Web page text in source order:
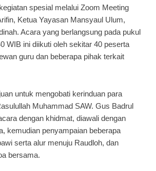
spesial melalui Zoom Meeting
Ketua Yayasan Mansyaul Ulum,
Acara yang berlangsung pada pukul
WIB ini diikuti oleh sekitar 40 peserta
guru dan beberapa pihak terkait
untuk mengobati kerinduan para
Muhammad SAW. Gus Badrul
dengan khidmat, diawali dengan
kemudian penyampaian beberapa
serta alur menuju Raudloh, dan
bersama.